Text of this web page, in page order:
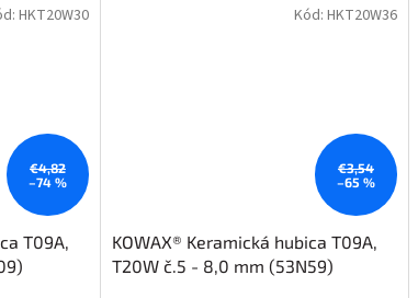
€4,82
–74 %
T09A,
HKT20W30
€3,54
–65 %
KOWAX® Keramická hubica T09A,
T20W č.5 - 8,0 mm (53N59)
Kód: HKT20W36